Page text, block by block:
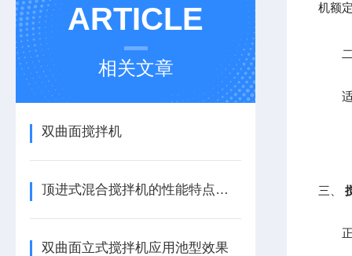
ARTICLE
相关文章
双曲面搅拌机
顶进式混合搅拌机的性能特点，一看便知
双曲面立式搅拌机应用池型效果
机额
二
适用
三、
正